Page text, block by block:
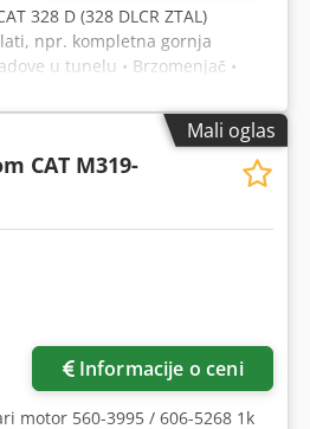
328 D (328 DLCR ZTAL)
npr. kompletna gornja
u tunelu • Brzomenjač •
repom • 11.600 radnih sati
• Dubina kopanja bagerom:
servisi obavljeni kod Zeppelin /
proizvodnje: 2013 Oštećenja:
Mali oglas
CAT M319-
Informacije o ceni
motor 560-3995 / 606-5268 1k